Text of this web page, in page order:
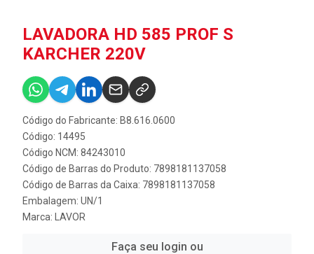
LAVADORA HD 585 PROF S
KARCHER 220V
Código do Fabricante: B8.616.0600
Código: 14495
Código NCM: 84243010
Código de Barras do Produto: 7898181137058
Código de Barras da Caixa: 7898181137058
Embalagem: UN/1
Marca:
LAVOR
Faça seu login ou